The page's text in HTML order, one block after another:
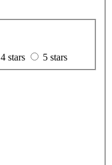
4 stars
5 stars